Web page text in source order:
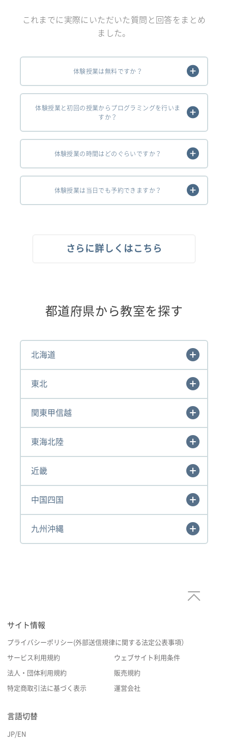
これまでに実際にいただいた質問と回答をまとめ
ました。
体験授業は無料ですか？
体験授業と初回の授業からプログラミングを行いま
すか？
体験授業の時間はどのぐらいですか？
体験授業は当日でも予約できますか？
さらに詳しくはこちら
都道府県から教室を探す
北海道
東北
関東甲信越
東海北陸
近畿
中国四国
九州沖縄
サイト情報
プライバシーポリシー(外部送信規律に関する法定公表事項）
サービス利用規約 ウェブサイト利用条件
法人・団体利用規約 販売規約
特定商取引法に基づく表示 運営会社
言語切替
JP/EN